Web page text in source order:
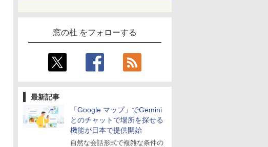
窓の杜 をフォローする
最新記事
「Google マップ」でGemini
とのチャットで場所を探せる
機能が日本で提供開始
自然な会話形式で複雑な条件の